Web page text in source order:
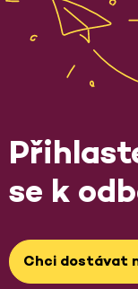
se k
Chci dostávat